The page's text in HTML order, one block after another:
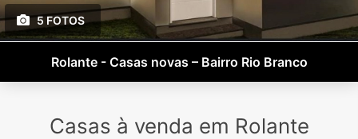
5 FOTOS
Rolante - Casas novas – Bairro Rio Branco
Casas à venda em Rolante